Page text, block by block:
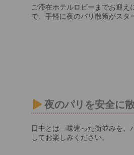
ご滞在ホテルロビーまでお迎
で、手軽に夜のパリ散策がスタ
夜のパリを安全に
日中とは一味違った街並みを
してお楽しみください。